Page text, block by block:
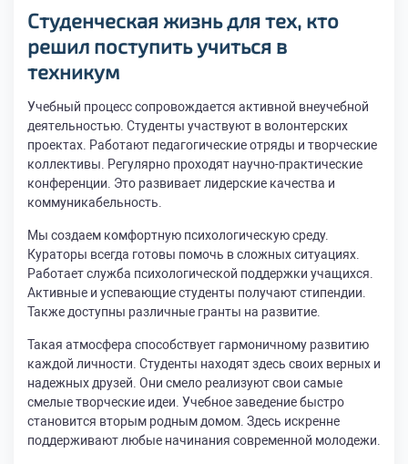
Студенческая жизнь для тех, кто
решил поступить учиться в
техникум
Учебный процесс сопровождается активной внеучебной
деятельностью. Студенты участвуют в волонтерских
проектах. Работают педагогические отряды и творческие
коллективы. Регулярно проходят научно-практические
конференции. Это развивает лидерские качества и
коммуникабельность.
Мы создаем комфортную психологическую среду.
Кураторы всегда готовы помочь в сложных ситуациях.
Работает служба психологической поддержки учащихся.
Активные и успевающие студенты получают стипендии.
Также доступны различные гранты на развитие.
Такая атмосфера способствует гармоничному развитию
каждой личности. Студенты находят здесь своих верных и
надежных друзей. Они смело реализуют свои самые
смелые творческие идеи. Учебное заведение быстро
становится вторым родным домом. Здесь искренне
поддерживают любые начинания современной молодежи.